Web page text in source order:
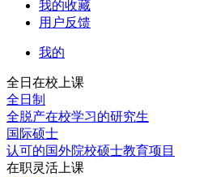
我的收藏
用户反馈
我的
全日在校上课
全日制
全脱产在校学习的研究生
国际硕士
认可的国外院校硕士教育项目
在职灵活上课